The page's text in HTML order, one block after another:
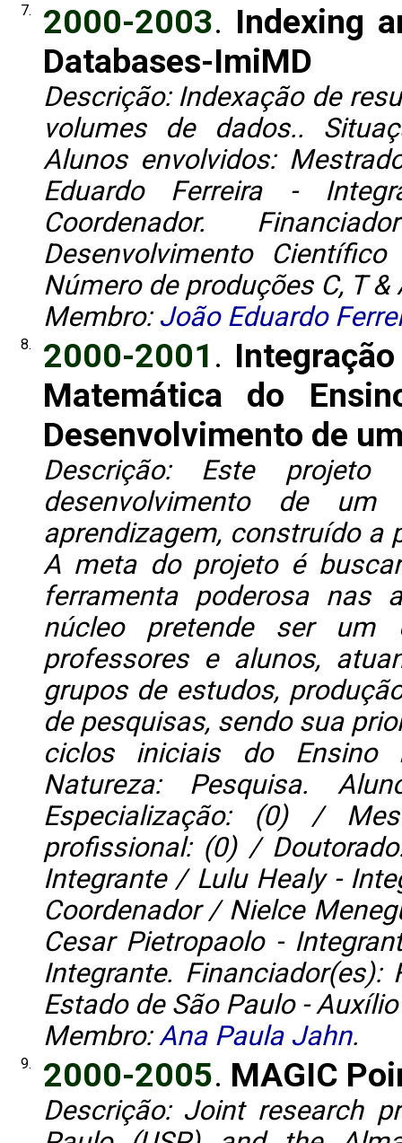
7. 2000-2003. Indexing
Databases-ImiMD
Descrição: Indexação de
volumes de dados..
Alunos envolvidos:
Eduardo Ferreira -
Coordenador.
Desenvolvimento
Número de produções C, T &
Membro: João Eduardo
8. 2000-2001 .
Matemática do
Desenvolvimento de
Descrição: Este
desenvolvimento de
aprendizagem, construído a
A meta do projeto é
ferramenta poderosa nas
núcleo pretende ser um
professores e alunos,
grupos de estudos,
de pesquisas, sendo sua
ciclos iniciais do Ensino
Natureza: Pesquisa.
Especialização: (0) /
profissional: (0) /
Integrante / Lulu Healy -
Coordenador / Nielce
Cesar Pietropaolo -
Integrante.
Estado de São Paulo -
Membro:Ana Paula Jahn.
9. 2000-2005. MAGIC
Descrição: Joint research